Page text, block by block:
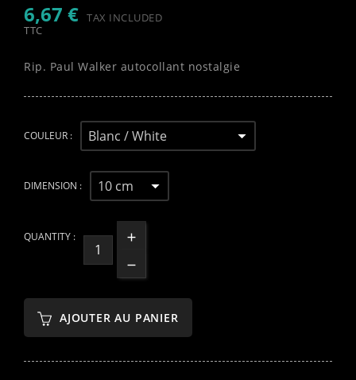
6,67 € TAX INCLUDED
TTC
Rip. Paul Walker autocollant nostalgie
COULEUR :
DIMENSION :
QUANTITY :
AJOUTER AU PANIER